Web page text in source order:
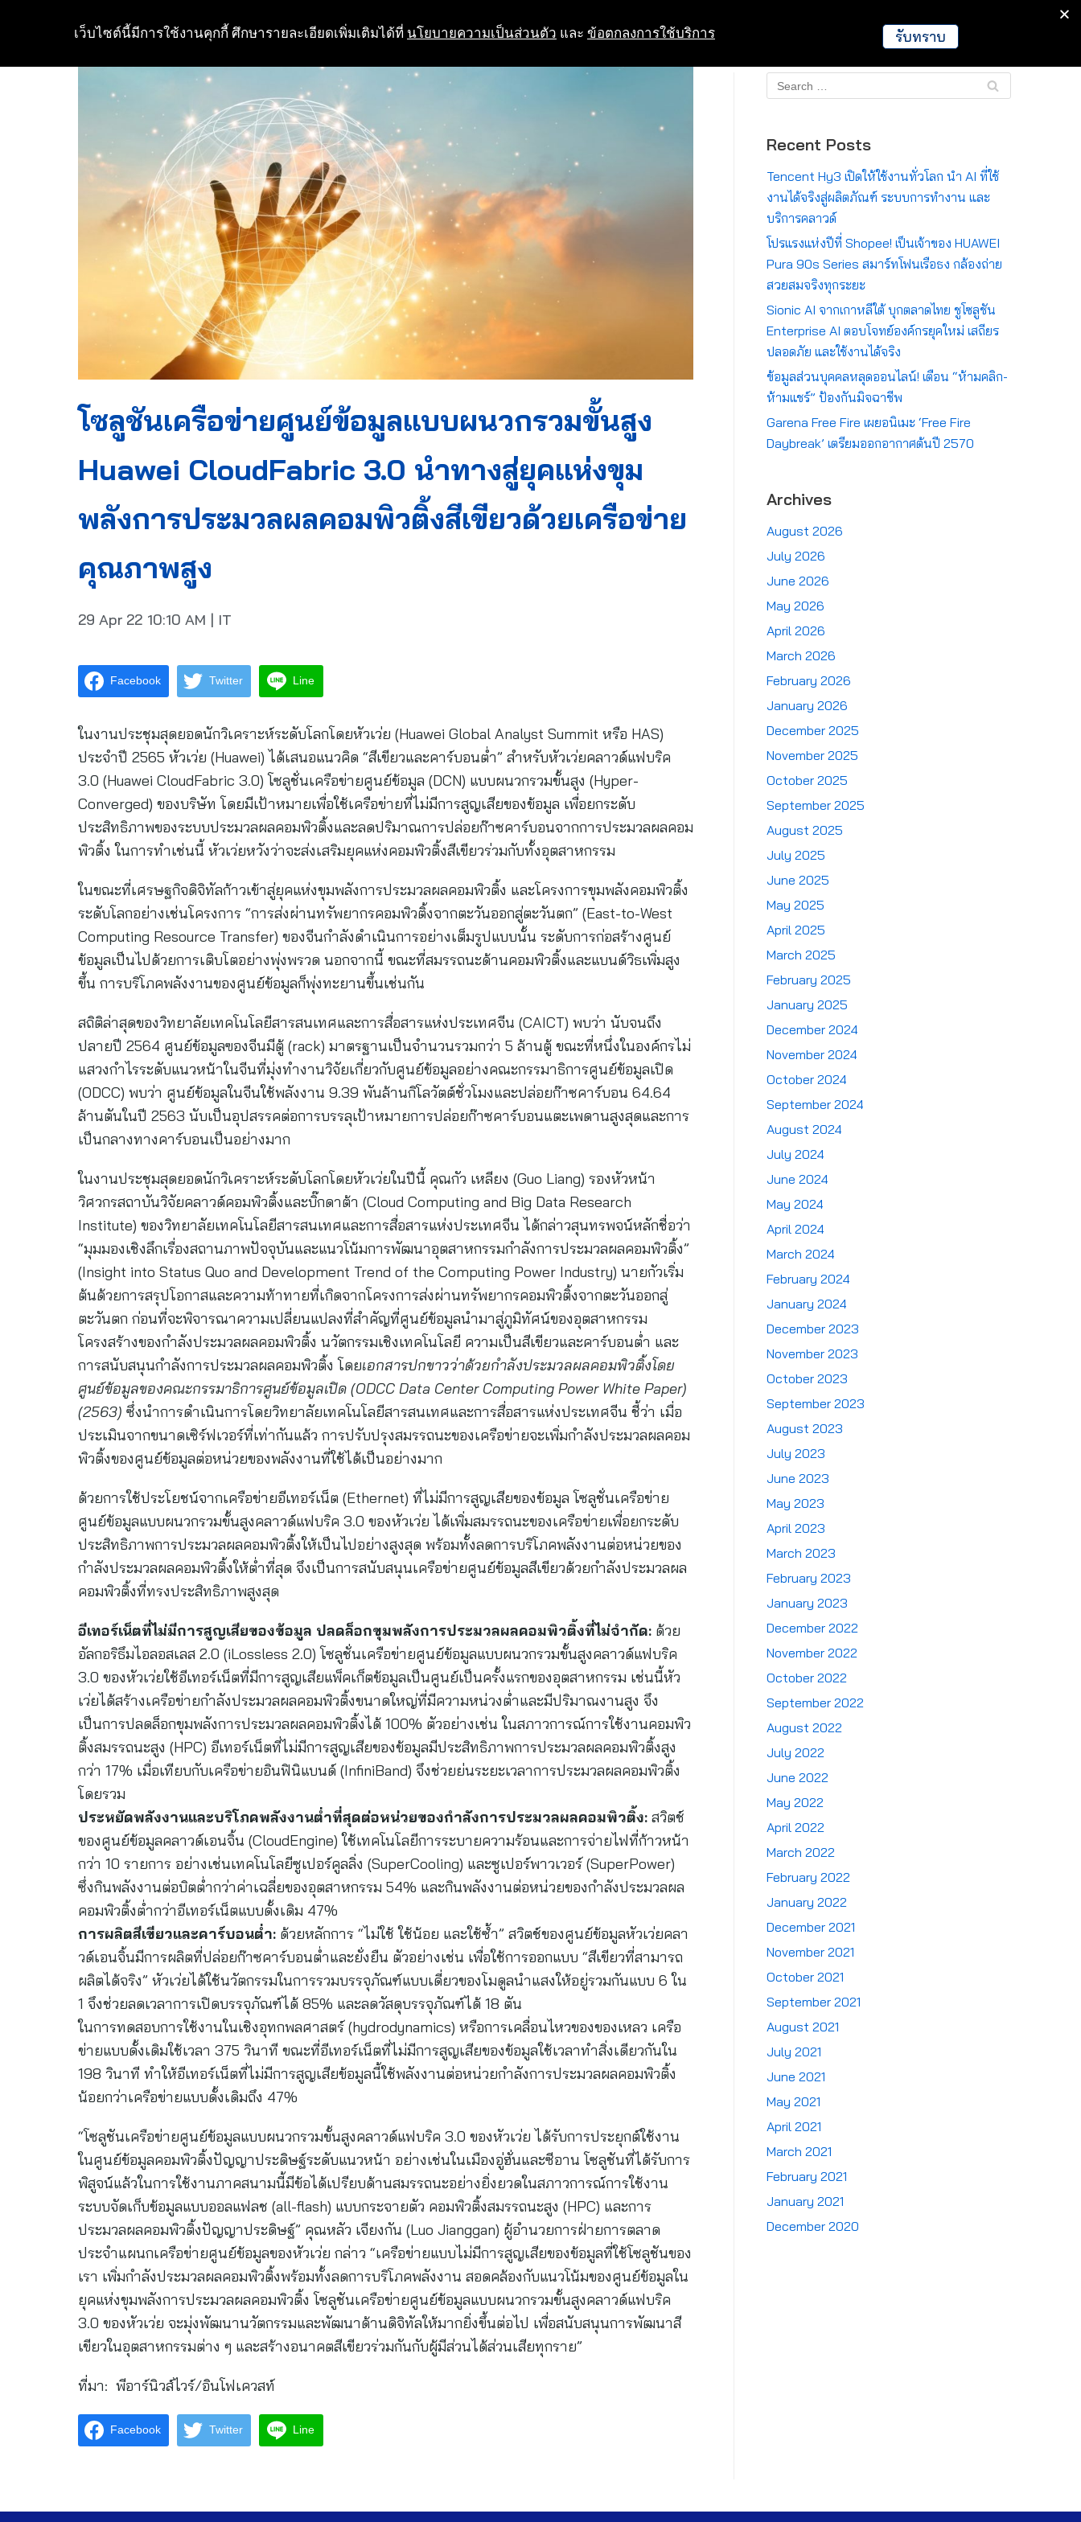
to
Crypto Global
โซลูชันเครือข่ายศูนย์ข้อมูลแบบผนวกรวมขั้นสูง
Huawei CloudFabric 3.0 นำทางสู่ยุคแห่งขุม
พลังการประมวลผลคอมพิวติ้งสีเขียวด้วยเครือข่าย
คุณภาพสูง
29 Apr 22 10:10 AM | IT
Facebook Twitter Line
ในงานประชุมสุดยอดนักวิเคราะห์ระดับโลกโดยหัวเว่ย (Huawei Global Analyst Summit หรือ HAS)
ประจำปี 2565 หัวเว่ย (Huawei) ได้เสนอแนวคิด “สีเขียวและคาร์บอนต่ำ” สำหรับหัวเว่ยคลาวด์แฟบริค
3.0 (Huawei CloudFabric 3.0) โซลูชั่นเครือข่ายศูนย์ข้อมูล (DCN) แบบผนวกรวมขั้นสูง (Hyper-
Converged) ของบริษัท โดยมีเป้าหมายเพื่อใช้เครือข่ายที่ไม่มีการสูญเสียของข้อมูล เพื่อยกระดับ
ประสิทธิภาพของระบบประมวลผลคอมพิวติ้งและลดปริมาณการปล่อยก๊าซคาร์บอนจากการประมวลผลคอม
พิวติ้ง ในการทำเช่นนี้ หัวเว่ยหวังว่าจะส่งเสริมยุคแห่งคอมพิวติ้งสีเขียวร่วมกับทั้งอุตสาหกรรม
ในขณะที่เศรษฐกิจดิจิทัลก้าวเข้าสู่ยุคแห่งขุมพลังการประมวลผลคอมพิวติ้ง และโครงการขุมพลังคอมพิวติ้ง
ระดับโลกอย่างเช่นโครงการ “การส่งผ่านทรัพยากรคอมพิวติ้งจากตะวันออกสู่ตะวันตก” (East-to-West
Computing Resource Transfer) ของจีนกำลังดำเนินการอย่างเต็มรูปแบบนั้น ระดับการก่อสร้างศูนย์
ข้อมูลเป็นไปด้วยการเติบโตอย่างพุ่งพรวด นอกจากนี้ ขณะที่สมรรถนะด้านคอมพิวติ้งและแบนด์วิธเพิ่มสูง
ขึ้น การบริโภคพลังงานของศูนย์ข้อมูลก็พุ่งทะยานขึ้นเช่นกัน
สถิติล่าสุดของวิทยาลัยเทคโนโลยีสารสนเทศและการสื่อสารแห่งประเทศจีน (CAICT) พบว่า นับจนถึง
ปลายปี 2564 ศูนย์ข้อมูลฃองจีนมีตู้ (rack) มาตรฐานเป็นจำนวนรวมกว่า 5 ล้านตู้ ขณะที่หนึ่งในองค์กรไม่
แสวงกำไรระดับแนวหน้าในจีนที่มุ่งทำงานวิจัยเกี่ยวกับศูนย์ข้อมูลอย่างคณะกรรมาธิการศูนย์ข้อมูลเปิด
(ODCC) พบว่า ศูนย์ข้อมูลในจีนใช้พลังงาน 9.39 พันล้านกิโลวัตต์ชั่วโมงและปล่อยก๊าซคาร์บอน 64.64
ล้านตันในปี 2563 นับเป็นอุปสรรคต่อการบรรลุเป้าหมายการปล่อยก๊าซคาร์บอนแตะเพดานสูงสุดและการ
เป็นกลางทางคาร์บอนเป็นอย่างมาก
ในงานประชุมสุดยอดนักวิเคราะห์ระดับโลกโดยหัวเว่ยในปีนี้ คุณกัว เหลียง (Guo Liang) รองหัวหน้า
วิศวกรสถาบันวิจัยคลาวด์คอมพิวติ้งและบิ๊กดาต้า (Cloud Computing and Big Data Research
Institute) ของวิทยาลัยเทคโนโลยีสารสนเทศและการสื่อสารแห่งประเทศจีน ได้กล่าวสุนทรพจน์หลักชื่อว่า
“มุมมองเชิงลึกเรื่องสถานภาพปัจจุบันและแนวโน้มการพัฒนาอุตสาหกรรมกำลังการประมวลผลคอมพิวติ้ง”
(Insight into Status Quo and Development Trend of the Computing Power Industry) นายกัวเริ่ม
ต้นด้วยการสรุปโอกาสและความท้าทายที่เกิดจากโครงการส่งผ่านทรัพยากรคอมพิวติ้งจากตะวันออกสู่
ตะวันตก ก่อนที่จะพิจารณาความเปลี่ยนแปลงที่สำคัญที่ศูนย์ข้อมูลนำมาสู่ภูมิทัศน์ของอุตสาหกรรม
โครงสร้างของกำลังประมวลผลคอมพิวติ้ง นวัตกรรมเชิงเทคโนโลยี ความเป็นสีเขียวและคาร์บอนต่ำ และ
การสนับสนุนกำลังการประมวลผลคอมพิวติ้ง โดยเอกสารปกขาวว่าด้วยกำลังประมวลผลคอมพิวติ้งโดย
ศูนย์ข้อมูลของคณะกรรมาธิการศูนย์ข้อมูลเปิด (ODCC Data Center Computing Power White Paper)
(2563) ซึ่งนำการดำเนินการโดยวิทยาลัยเทคโนโลยีสารสนเทศและการสื่อสารแห่งประเทศจีน ชี้ว่า เมื่อ
ประเมินจากขนาดเซิร์ฟเวอร์ที่เท่ากันแล้ว การปรับปรุงสมรรถนะของเครือข่ายจะเพิ่มกำลังประมวลผลคอม
พิวติ้งของศูนย์ข้อมูลต่อหน่วยของพลังงานที่ใช้ได้เป็นอย่างมาก
ด้วยการใช้ประโยชน์จากเครือข่ายอีเทอร์เน็ต (Ethernet) ที่ไม่มีการสูญเสียของข้อมูล โซลูชั่นเครือข่าย
ศูนย์ข้อมูลแบบผนวกรวมขั้นสูงคลาวด์แฟบริค 3.0 ของหัวเว่ย ได้เพิ่มสมรรถนะของเครือข่ายเพื่อยกระดับ
ประสิทธิภาพการประมวลผลคอมพิวติ้งให้เป็นไปอย่างสูงสุด พร้อมทั้งลดการบริโภคพลังงานต่อหน่วยของ
กำลังประมวลผลคอมพิวติ้งให้ต่ำที่สุด จึงเป็นการสนับสนุนเครือข่ายศูนย์ข้อมูลสีเขียวด้วยกำลังประมวลผล
คอมพิวติ้งที่ทรงประสิทธิภาพสูงสุด
อีเทอร์เน็ตที่ไม่มีการสูญเสียของข้อมูล ปลดล็อกขุมพลังการประมวลผลคอมพิวติ้งที่ไม่จำกัด: ด้วย
อัลกอริธึมไอลอสเลส 2.0 (iLossless 2.0) โซลูชั่นเครือข่ายศูนย์ข้อมูลแบบผนวกรวมขั้นสูงคลาวด์แฟบริค
3.0 ของหัวเว่ยใช้อีเทอร์เน็ตที่มีการสูญเสียแพ็คเก็ตข้อมูลเป็นศูนย์เป็นครั้งแรกของอุตสาหกรรม เช่นนี้หัว
เว่ยได้สร้างเครือข่ายกำลังประมวลผลคอมพิวติ้งขนาดใหญ่ที่มีความหน่วงต่ำและมีปริมาณงานสูง จึง
เป็นการปลดล็อกขุมพลังการประมวลผลคอมพิวติ้งได้ 100% ตัวอย่างเช่น ในสภาวการณ์การใช้งานคอมพิว
ติ้งสมรรถนะสูง (HPC) อีเทอร์เน็ตที่ไม่มีการสูญเสียของข้อมูลมีประสิทธิภาพการประมวลผลคอมพิวติ้งสูง
กว่า 17% เมื่อเทียบกับเครือข่ายอินฟินิแบนด์ (InfiniBand) จึงช่วยย่นระยะเวลาการประมวลผลคอมพิวติ้ง
โดยรวม
ประหยัดพลังงานและบริโภคพลังงานต่ำที่สุดต่อหน่วยของกำลังการประมวลผลคอมพิวติ้ง: สวิตช์
ของศูนย์ข้อมูลคลาวด์เอนจิ้น (CloudEngine) ใช้เทคโนโลยีการระบายความร้อนและการจ่ายไฟที่ก้าวหน้า
กว่า 10 รายการ อย่างเช่นเทคโนโลยีซูเปอร์คูลลิ่ง (SuperCooling) และซูเปอร์พาวเวอร์ (SuperPower)
ซึ่งกินพลังงานต่อบิตต่ำกว่าค่าเฉลี่ยของอุตสาหกรรม 54% และกินพลังงานต่อหน่วยของกำลังประมวลผล
คอมพิวติ้งต่ำกว่าอีเทอร์เน็ตแบบดั้งเดิม 47%
การผลิตสีเขียวและคาร์บอนต่ำ: ด้วยหลักการ “ไม่ใช้ ใช้น้อย และใช้ซ้ำ” สวิตช์ของศูนย์ข้อมูลหัวเว่ยคลา
วด์เอนจิ้นมีการผลิตที่ปล่อยก๊าซคาร์บอนต่ำและยั่งยืน ตัวอย่างเช่น เพื่อใช้การออกแบบ “สีเขียวที่สามารถ
ผลิตได้จริง” หัวเว่ยได้ใช้นวัตกรรมในการรวมบรรจุภัณฑ์แบบเดี่ยวของโมดูลนำแสงให้อยู่รวมกันแบบ 6 ใน
1 จึงช่วยลดเวลาการเปิดบรรจุภัณฑ์ได้ 85% และลดวัสดุบรรจุภัณฑ์ได้ 18 ตัน
ในการทดสอบการใช้งานในเชิงอุทกพลศาสตร์ (hydrodynamics) หรือการเคลื่อนไหวของของเหลว เครือ
ข่ายแบบดั้งเดิมใช้เวลา 375 วินาที ขณะที่อีเทอร์เน็ตที่ไม่มีการสูญเสียของข้อมูลใช้เวลาทำสิ่งเดียวกันใน
198 วินาที ทำให้อีเทอร์เน็ตที่ไม่มีการสูญเสียข้อมูลนี้ใช้พลังงานต่อหน่วยกำลังการประมวลผลคอมพิวติ้ง
น้อยกว่าเครือข่ายแบบดั้งเดิมถึง 47%
“โซลูชันเครือข่ายศูนย์ข้อมูลแบบผนวกรวมขั้นสูงคลาวด์แฟบริค 3.0 ของหัวเว่ย ได้รับการประยุกต์ใช้งาน
ในศูนย์ข้อมูลคอมพิวติ้งปัญญาประดิษฐ์ระดับแนวหน้า อย่างเช่นในเมืองอู่ฮั่นและซีอาน โซลูชันที่ได้รับการ
พิสูจน์แล้วในการใช้งานภาคสนามนี้มีข้อได้เปรียบด้านสมรรถนะอย่างยิ่งยวดในสภาวการณ์การใช้งาน
ระบบจัดเก็บข้อมูลแบบออลแฟลช (all-flash) แบบกระจายตัว คอมพิวติ้งสมรรถนะสูง (HPC) และการ
ประมวลผลคอมพิวติ้งปัญญาประดิษฐ์” คุณหลัว เจียงกัน (Luo Jianggan) ผู้อำนวยการฝ่ายการตลาด
ประจำแผนกเครือข่ายศูนย์ข้อมูลของหัวเว่ย กล่าว “เครือข่ายแบบไม่มีการสูญเสียของข้อมูลที่ใช้โซลูชันของ
เรา เพิ่มกำลังประมวลผลคอมพิวติ้งพร้อมทั้งลดการบริโภคพลังงาน สอดคล้องกับแนวโน้มของศูนย์ข้อมูลใน
ยุคแห่งขุมพลังการประมวลผลคอมพิวติ้ง โซลูชันเครือข่ายศูนย์ข้อมูลแบบผนวกรวมขั้นสูงคลาวด์แฟบริค
3.0 ของหัวเว่ย จะมุ่งพัฒนานวัตกรรมและพัฒนาด้านดิจิทัลให้มากยิ่งขึ้นต่อไป เพื่อสนับสนุนการพัฒนาสี
เขียวในอุตสาหกรรมต่าง ๆ และสร้างอนาคตสีเขียวร่วมกันกับผู้มีส่วนได้ส่วนเสียทุกราย”
ที่มา: พีอาร์นิวส์ไวร์/อินโฟเควสท์
Facebook Twitter Line
Recent Posts
Tencent Hy3 เปิดให้ใช้งานทั่วโลก นำ AI ที่ใช้
งานได้จริงสู่ผลิตภัณฑ์ ระบบการทำงาน และ
บริการคลาวด์
โปรแรงแห่งปีที่ Shopee! เป็นเจ้าของ HUAWEI
Pura 90s Series สมาร์ทโฟนเรือธง กล้องถ่าย
สวยสมจริงทุกระยะ
Sionic AI จากเกาหลีใต้ บุกตลาดไทย ชูโซลูชัน
Enterprise AI ตอบโจทย์องค์กรยุคใหม่ เสถียร
ปลอดภัย และใช้งานได้จริง
ข้อมูลส่วนบุคคลหลุดออนไลน์! เตือน “ห้ามคลิก-
ห้ามแชร์” ป้องกันมิจฉาชีพ
Garena Free Fire เผยอนิเมะ ‘Free Fire
Daybreak’ เตรียมออกอากาศต้นปี 2570
Archives
August 2026
July 2026
June 2026
May 2026
April 2026
March 2026
February 2026
January 2026
December 2025
November 2025
October 2025
September 2025
August 2025
July 2025
June 2025
May 2025
April 2025
March 2025
February 2025
January 2025
December 2024
November 2024
October 2024
September 2024
August 2024
July 2024
June 2024
May 2024
April 2024
March 2024
February 2024
January 2024
December 2023
November 2023
October 2023
September 2023
August 2023
July 2023
June 2023
May 2023
April 2023
March 2023
February 2023
January 2023
December 2022
November 2022
October 2022
September 2022
August 2022
July 2022
June 2022
May 2022
April 2022
March 2022
February 2022
January 2022
December 2021
November 2021
October 2021
September 2021
August 2021
July 2021
June 2021
May 2021
April 2021
March 2021
February 2021
January 2021
December 2020
เว็บไซต์นี้มีการใช้งานคุกกี้ ศึกษารายละเอียดเพิ่มเติมได้ที่ นโยบายความเป็นส่วนตัว และ ข้อตกลงการใช้บริการ รับทราบ